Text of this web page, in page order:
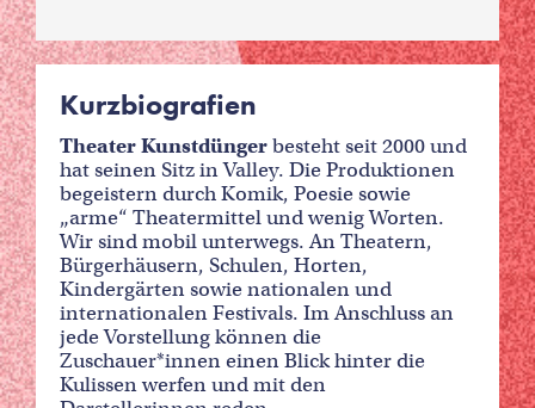
Kurzbiografien
Theater Kunstdüngerbesteht seit 2000 und
hat seinen Sitz in Valley. Die Produktionen
begeistern durch Komik, Poesie sowie
„arme“ Theatermittel und wenig Worten.
Wir sind mobil unterwegs. An Theatern,
Bürgerhäusern, Schulen, Horten,
Kindergärten sowie nationalen und
internationalen Festivals. Im Anschluss an
jede Vorstellung können die
Zuschauer*innen einen Blick hinter die
Kulissen werfen und mit den